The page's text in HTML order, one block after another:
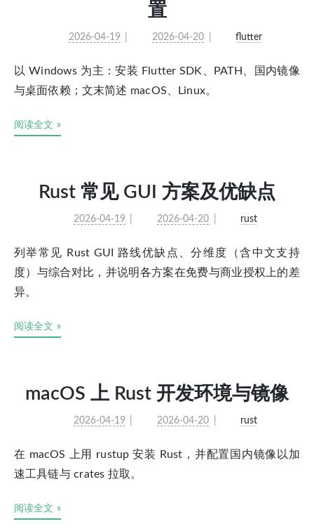
置
2026-04-19 2026-04-20 flutter
以 Windows 为主：安装 Flutter SDK、PATH、国内镜像
与桌面依赖；文末简述 macOS、Linux。
阅读全文 »
Rust 常见 GUI 方案及优缺点
2026-04-19 2026-04-20 rust
列举常见 Rust GUI 路线优缺点、分维度（含中文支持
度）与综合对比，并说明各方案在免费与商业授权上的差
异。
阅读全文 »
macOS 上 Rust 开发环境与镜像
2026-04-19 2026-04-20 rust
在 macOS 上用 rustup 安装 Rust，并配置国内镜像以加
速工具链与 crates 拉取。
阅读全文 »